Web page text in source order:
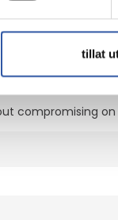
tillat
scratches,
compromising